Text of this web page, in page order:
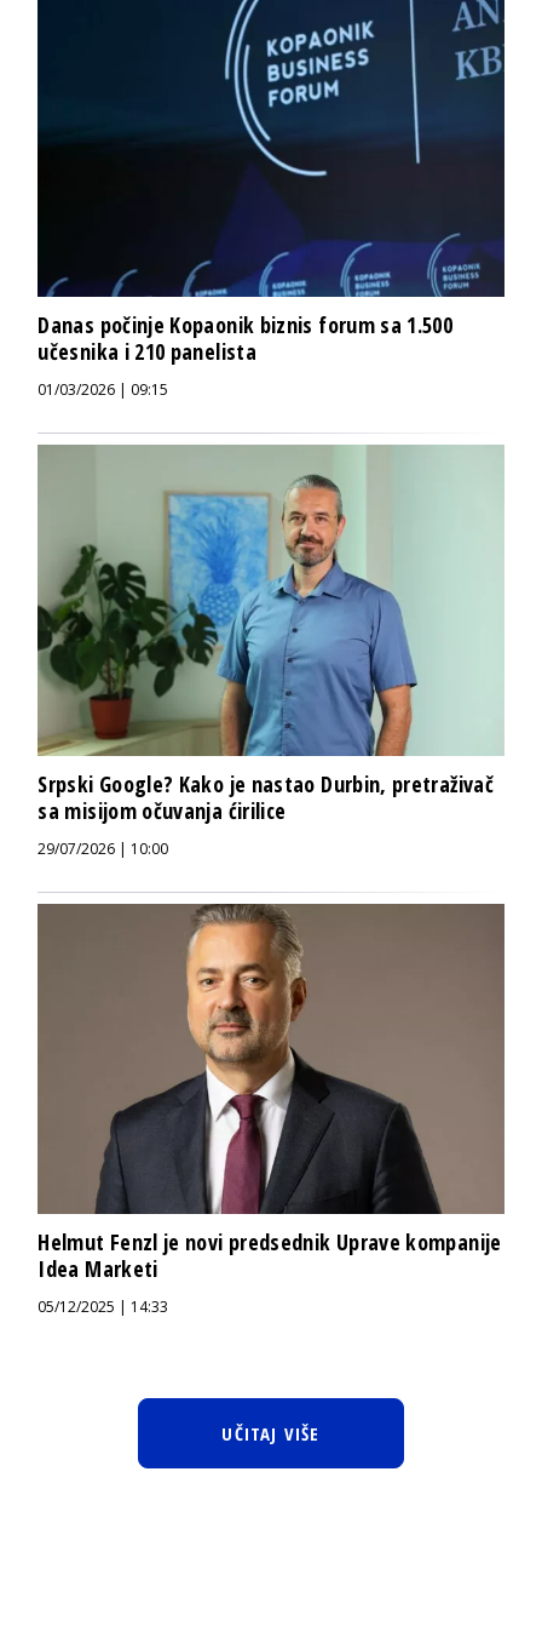
Danas počinje Kopaonik biznis forum sa 1.500
učesnika i 210 panelista
01/03/2026 | 09:15
Srpski Google? Kako je nastao Durbin, pretraživač
sa misijom očuvanja ćirilice
29/07/2026 | 10:00
Helmut Fenzl je novi predsednik Uprave kompanije
Idea Marketi
05/12/2025 | 14:33
UČITAJ VIŠE